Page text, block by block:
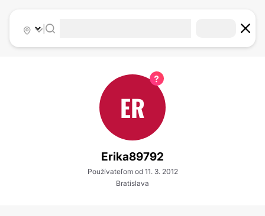
|
ER
Erika89792
Používateľom od 11. 3. 2012
Bratislava